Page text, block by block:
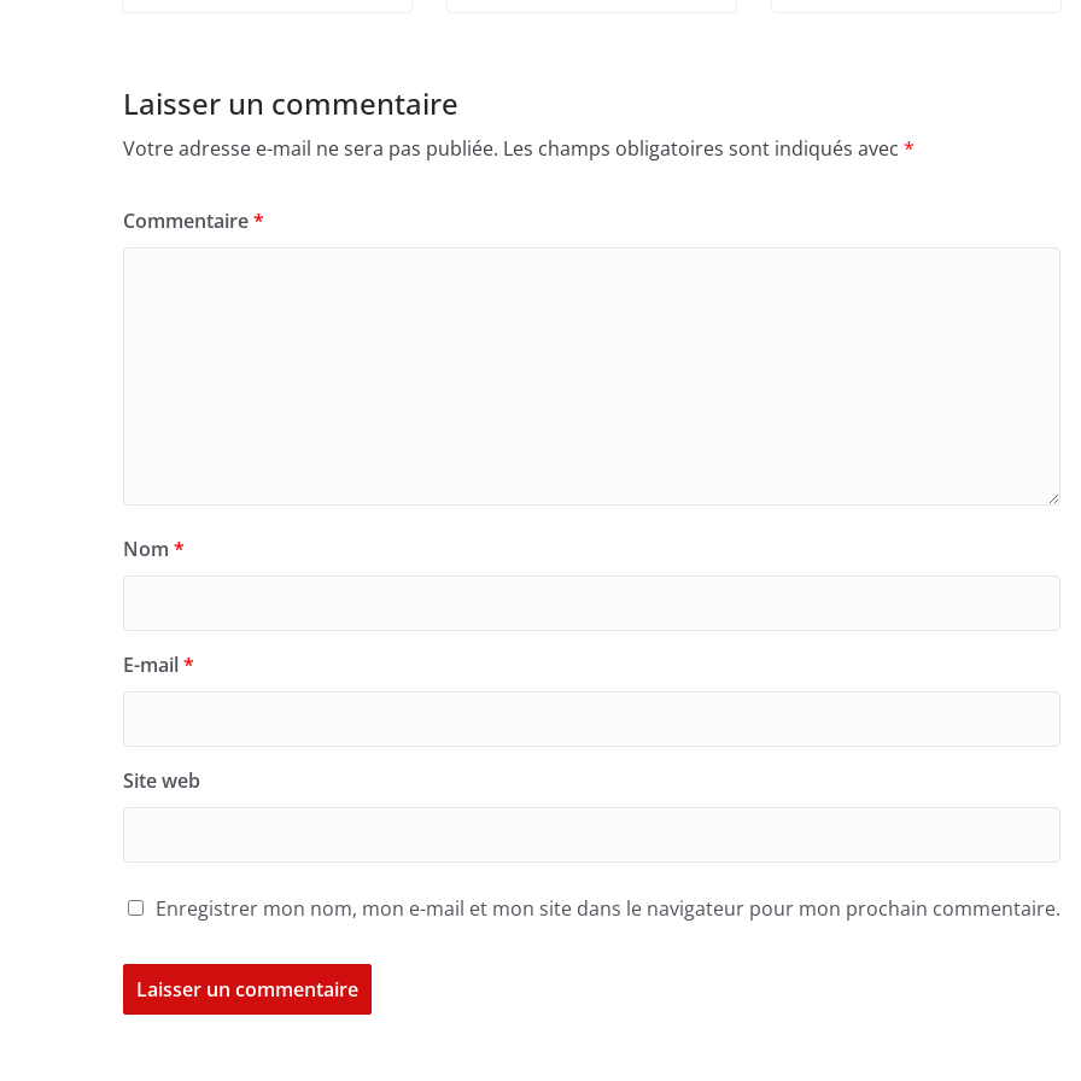
Laisser un commentaire
Votre adresse e-mail ne sera pas publiée. Les champs obligatoires sont indiqués avec *
Commentaire*
Nom *
E-mail*
Site web
Enregistrer mon nom, mon e-mail et mon site dans le navigateur pour mon prochain commentaire.